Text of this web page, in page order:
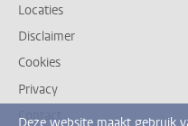
Locaties
Disclaimer
Cookies
Privacy
Contact